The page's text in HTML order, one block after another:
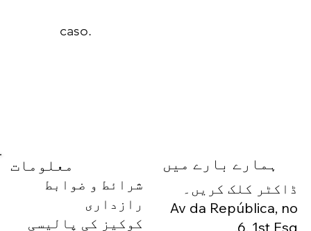
caso.
معلومات
شرائط و ضوابط
رازداری
کوکیز کی پالیسی
ہمارے بارے میں
ڈاکٹر کلک کریں۔
Av da República, no
6, 1st Esq.